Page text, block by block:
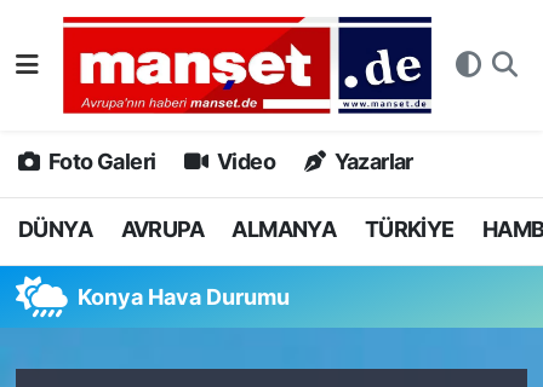
Foto Galeri Video Yazarlar
DÜNYA AVRUPA ALMANYA TÜRKİYE
Konya Hava Durumu
DÜNYA
AVRUPA
ALMANYA
Nöbetçi Eczaneler
Hava Durumu
Namaz Vakitleri